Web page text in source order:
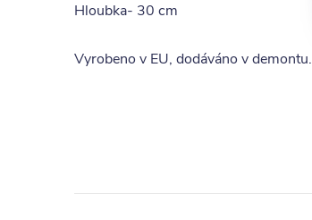
Hloubka- 30 cm
Vyrobeno v EU, dodáváno v demontu.